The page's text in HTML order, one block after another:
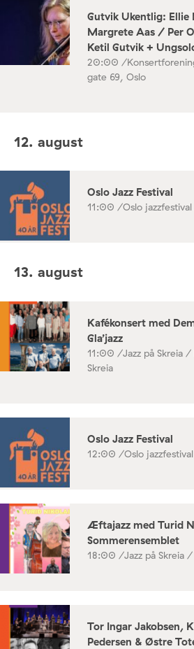
Gutvik Ukentlig: Ellie
Margrete Aas / Per
Ketil Gutvik +
20:00 /
gate 69, Oslo
12. august
Oslo Jazz Festival
11:00 /Oslo
13. august
Kafékonsert med
Gla’jazz
11:00 /Jazz på Skreia
Skreia
Oslo Jazz Festival
12:00 /Oslo
Æftajazz med Turid
Sommerensemblet
18:00 /Jazz på Skreia
Tor Ingar Jakobsen,
Pedersen & Østre